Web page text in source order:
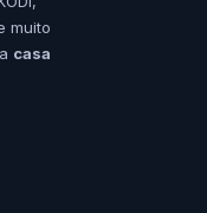
muito
casa